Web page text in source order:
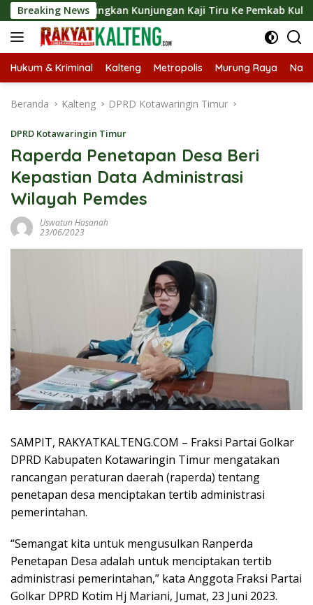
Langsung
ke
konten
Breaking NewsKunjungan Kaji Tiru Ke Pemkab Kulon Progo
Hukum & Kriminal Kalteng Metropolis Murung Raya
Beranda Kalteng DPRD Kotawaringin Timur
DPRD Kotawaringin Timur
Raperda Penetapan Desa Beri
Kepastian Data Administrasi
Wilayah Pemdes
Uswatun Hasanah
23/06/2023
SAMPIT, RAKYATKALTENG.COM – Fraksi Partai Golkar
DPRD Kabupaten Kotawaringin Timur mengatakan
rancangan peraturan daerah (raperda) tentang
penetapan desa menciptakan tertib administrasi
pemerintahan.
“Semangat kita untuk mengusulkan Ranperda
Penetapan Desa adalah untuk menciptakan tertib
administrasi pemerintahan,” kata Anggota Fraksi Partai
Golkar DPRD Kotim Hj Mariani, Jumat, 23 Juni 2023.